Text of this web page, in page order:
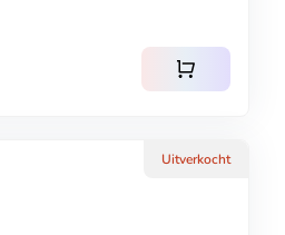
shopping_cart
Uitverkocht